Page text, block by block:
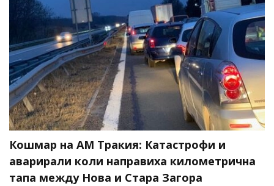
Кошмар на АМ Тракия: Катастрофи и
аварирали коли направиха километрична
тапа между Нова и Стара Загора